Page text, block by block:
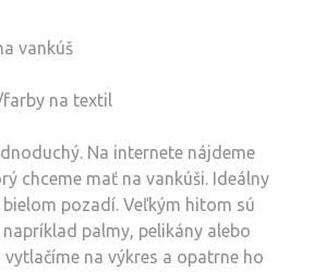
vankúš
na textil
Na internete nájdeme
chceme mať na vankúši. Ideálny
pozadí. Veľkým hitom sú
palmy, pelikány alebo
vytlačíme na výkres a opatrne ho